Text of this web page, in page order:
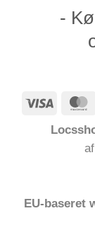
-
Visum
EU-baseret